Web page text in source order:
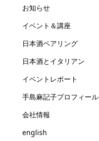
お知らせ
イベント＆講座
日本酒ペアリング
日本酒とイタリアン
イベントレポート
手島麻記子プロフィール
会社情報
english